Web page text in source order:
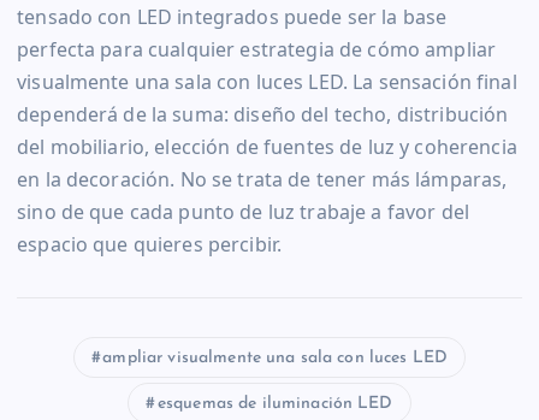
tensado con LED integrados puede ser la base
perfecta para cualquier estrategia de cómo ampliar
visualmente una sala con luces LED. La sensación final
dependerá de la suma: diseño del techo, distribución
del mobiliario, elección de fuentes de luz y coherencia
en la decoración. No se trata de tener más lámparas,
sino de que cada punto de luz trabaje a favor del
espacio que quieres percibir.
ampliar visualmente una sala con luces LED
esquemas de iluminación LED